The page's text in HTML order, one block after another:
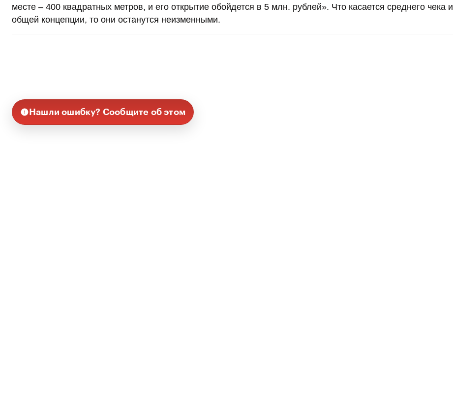
месте – 400 квадратных метров, и его открытие обойдется в 5 млн. рублей». Что касается среднего чека и
общей концепции, то они останутся неизменными.
Нашли ошибку? Сообщите об этом